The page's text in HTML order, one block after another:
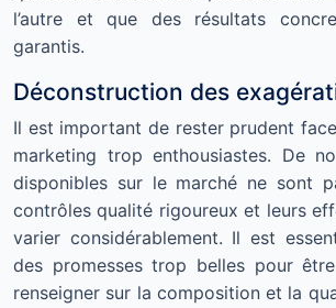
l’autre et que des résultats
garantis.
Déconstruction des
Il est important de rester prudent
marketing trop enthousiastes. De
disponibles sur le marché ne sont
contrôles qualité rigoureux et leurs
varier considérablement. Il est
des promesses trop belles pour
renseigner sur la composition et la